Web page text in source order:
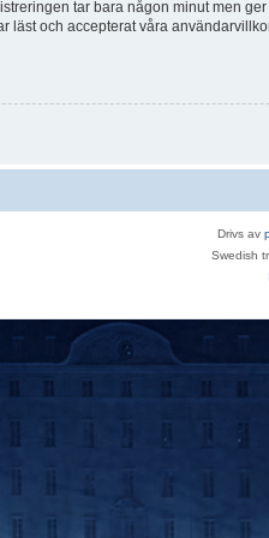
tar bara någon minut men
läst och accepterat våra
Drivs av
Swedish